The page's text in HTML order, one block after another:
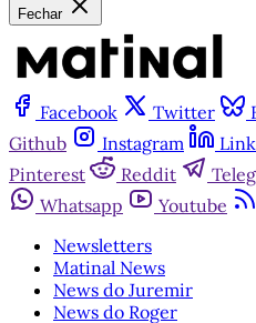
Fechar
Facebook Twitter
Github
Instagram
Pinterest
Reddit
Whatsapp
Youtube
Newsletters
Matinal News
News do Juremir
News do Roger